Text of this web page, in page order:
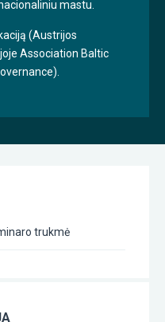
mastu.
(Austrijos
Association Baltic
trukmė